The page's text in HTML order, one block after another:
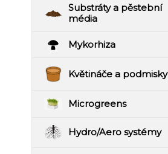
Substráty a pěstební
média
Mykorhiza
Květináče a podmisky
Microgreens
Hydro/Aero systémy